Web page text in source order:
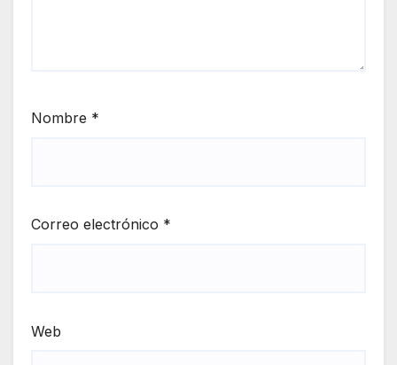
Nombre *
Correo electrónico *
Web